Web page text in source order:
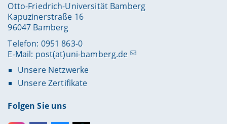
Otto-Friedrich-Universität Bamberg
Kapuzinerstraße 16
96047 Bamberg
Telefon: 0951 863-0
E-Mail: post(at)uni-bamberg.de
Unsere Netzwerke
Unsere Zertifikate
Folgen Sie uns